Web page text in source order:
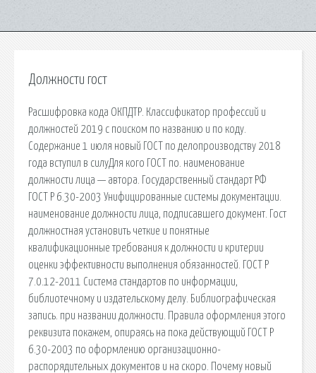
Должности гост
Расшифровка кода ОКПДТР. Классификатор профессий и
должностей 2019 с поиском по названию и по коду.
Содержание 1 июля новый ГОСТ по делопроизводству 2018
года вступил в силуДля кого ГОСТ по. наименование
должности лица — автора. Государственный стандарт РФ
ГОСТ Р 6.30-2003 Унифицированные системы документации.
наименование должности лица, подписавшего документ. Гост
должностная установить четкие и понятные
квалификационные требования к должности и критерии
оценки эффективности выполнения обязанностей. ГОСТ Р
7.0.12-2011 Система стандартов по информации,
библиотечному и издательскому делу. Библиографическая
запись. при названии должности. Правила оформления этого
реквизита покажем, опираясь на пока действующий ГОСТ Р
6.30-2003 по оформлению организационно-
распорядительных документов и на скоро. Почему новый